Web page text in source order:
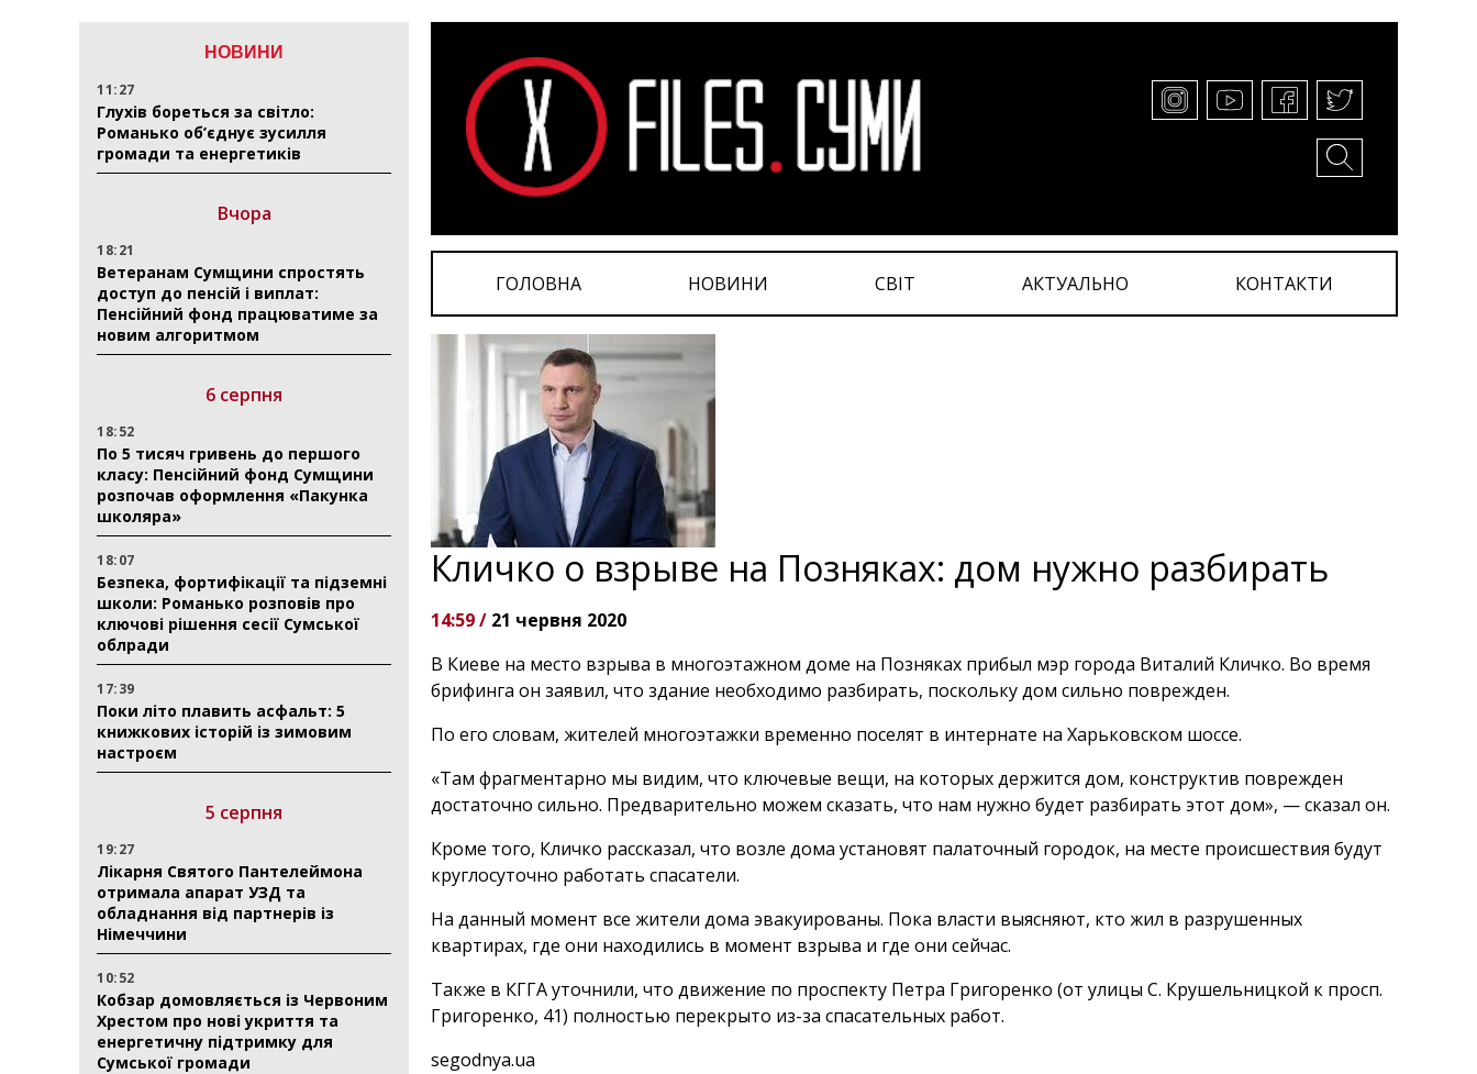
ГОЛОВНА НОВИНИ СВІТ АКТУАЛЬНО КОНТАКТИ
НОВИНИ
11:27
Глухів бореться за світло:
Романько об’єднує зусилля
громади та енергетиків
Вчора
18:21
Ветеранам Сумщини спростять
доступ до пенсій і виплат:
Пенсійний фонд працюватиме за
новим алгоритмом
6 серпня
18:52
По 5 тисяч гривень до першого
класу: Пенсійний фонд Сумщини
розпочав оформлення «Пакунка
школяра»
18:07
Безпека, фортифікації та підземні
школи: Романько розповів про
ключові рішення сесії Сумської
облради
17:39
Поки літо плавить асфальт: 5
книжкових історій із зимовим
настроєм
5 серпня
19:27
Лікарня Святого Пантелеймона
отримала апарат УЗД та
обладнання від партнерів із
Німеччини
10:52
Кобзар домовляється із Червоним
Хрестом про нові укриття та
енергетичну підтримку для
Сумської громади
Кличко о взрыве на Позняках: дом нужно разбирать
14:59 / 21 червня 2020
В Киеве на место взрыва в многоэтажном доме на Позняках прибыл мэр города Виталий Кличко. Во время
брифинга он заявил, что здание необходимо разбирать, поскольку дом сильно поврежден.
По его словам, жителей многоэтажки временно поселят в интернате на Харьковском шоссе.
«Там фрагментарно мы видим, что ключевые вещи, на которых держится дом, конструктив поврежден
достаточно сильно. Предварительно можем сказать, что нам нужно будет разбирать этот дом», — сказал он.
Кроме того, Кличко рассказал, что возле дома установят палаточный городок, на месте происшествия будут
круглосуточно работать спасатели.
На данный момент все жители дома эвакуированы. Пока власти выясняют, кто жил в разрушенных
квартирах, где они находились в момент взрыва и где они сейчас.
Также в КГГА уточнили, что движение по проспекту Петра Григоренко (от улицы С. Крушельницкой к просп.
Григоренко, 41) полностью перекрыто из-за спасательных работ.
segodnya.ua